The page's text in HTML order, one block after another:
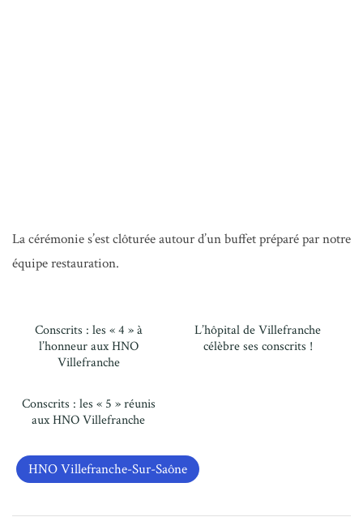
La cérémonie s’est clôturée autour d’un buffet préparé par notre
équipe restauration.
Conscrits : les « 4 » à
l’honneur aux HNO
Villefranche
L’hôpital de Villefranche
célèbre ses conscrits !
Conscrits : les « 5 » réunis
aux HNO Villefranche
HNO Villefranche-Sur-Saône